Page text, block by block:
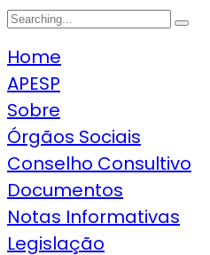
Search
Home
APESP
Sobre
Órgãos Sociais
Conselho Consultivo
Documentos
Notas Informativas
Legislação